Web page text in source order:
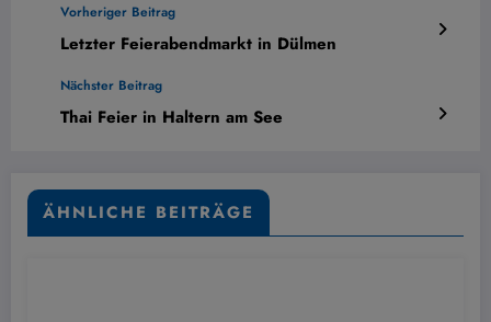
Vorheriger Beitrag
Letzter Feierabendmarkt in Dülmen
Nächster Beitrag
Thai Feier in Haltern am See
ÄHNLICHE BEITRÄGE